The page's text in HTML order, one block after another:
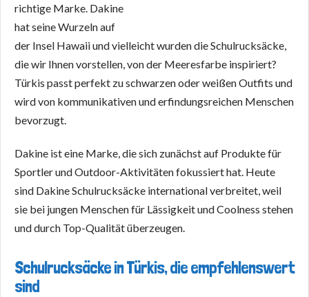
richtige Marke. Dakine
hat seine Wurzeln auf
der Insel Hawaii und vielleicht wurden die Schulrucksäcke,
die wir Ihnen vorstellen, von der Meeresfarbe inspiriert?
Türkis passt perfekt zu schwarzen oder weißen Outfits und
wird von kommunikativen und erfindungsreichen Menschen
bevorzugt.
Dakine ist eine Marke, die sich zunächst auf Produkte für
Sportler und Outdoor-Aktivitäten fokussiert hat. Heute
sind Dakine Schulrucksäcke international verbreitet, weil
sie bei jungen Menschen für Lässigkeit und Coolness stehen
und durch Top-Qualität überzeugen.
Schulrucksäcke in Türkis, die empfehlenswert
sind